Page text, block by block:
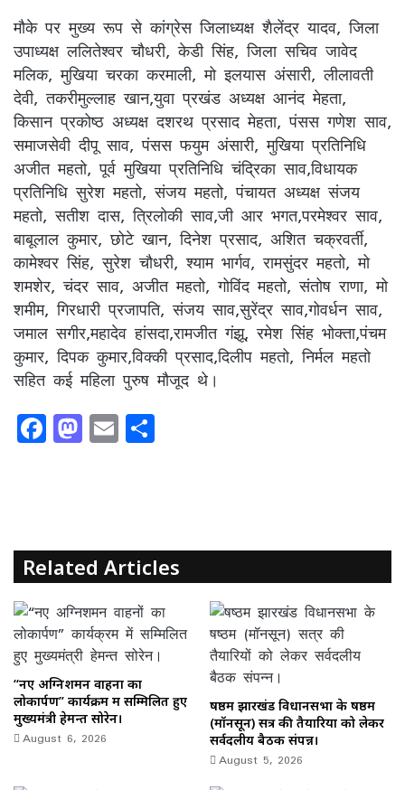
मौके पर मुख्य रूप से कांग्रेस जिलाध्यक्ष शैलेंद्र यादव, जिला
उपाध्यक्ष ललितेश्वर चौधरी, केडी सिंह, जिला सचिव जावेद
मलिक, मुखिया चरका करमाली, मो इलयास अंसारी, लीलावती
देवी, तकरीमुल्लाह खान,युवा प्रखंड अध्यक्ष आनंद मेहता,
किसान प्रकोष्ठ अध्यक्ष दशरथ प्रसाद मेहता, पंसस गणेश साव,
समाजसेवी दीपू साव, पंसस फयुम अंसारी, मुखिया प्रतिनिधि
अजीत महतो, पूर्व मुखिया प्रतिनिधि चंद्रिका साव,विधायक
प्रतिनिधि सुरेश महतो, संजय महतो, पंचायत अध्यक्ष संजय
महतो, सतीश दास, त्रिलोकी साव,जी आर भगत,परमेश्वर साव,
बाबूलाल कुमार, छोटे खान, दिनेश प्रसाद, अशित चक्रवर्ती,
कामेश्वर सिंह, सुरेश चौधरी, श्याम भार्गव, रामसुंदर महतो, मो
शमशेर, चंदर साव, अजीत महतो, गोविंद महतो, संतोष राणा, मो
शमीम, गिरधारी प्रजापति, संजय साव,सुरेंद्र साव,गोवर्धन साव,
जमाल सगीर,महादेव हांसदा,रामजीत गंझू, रमेश सिंह भोक्ता,पंचम
कुमार, दिपक कुमार,विक्की प्रसाद,दिलीप महतो, निर्मल महतो
सहित कई महिला पुरुष मौजूद थे।
F
a
b
o
o
k
M
a
d
o
n
E
m
Related Articles
“नए अग्निशमन वाहनों का
लोकार्पण” कार्यक्रम में सम्मिलित हुए
मुख्यमंत्री हेमन्त सोरेन।
August 6, 2026
षष्ठम झारखंड विधानसभा के षष्ठम
(मॉनसून) सत्र की तैयारियों को लेकर
सर्वदलीय बैठक संपन्न।
August 5, 2026